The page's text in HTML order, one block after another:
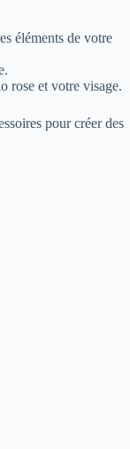
éléments de votre
rose et votre visage.
pour créer des